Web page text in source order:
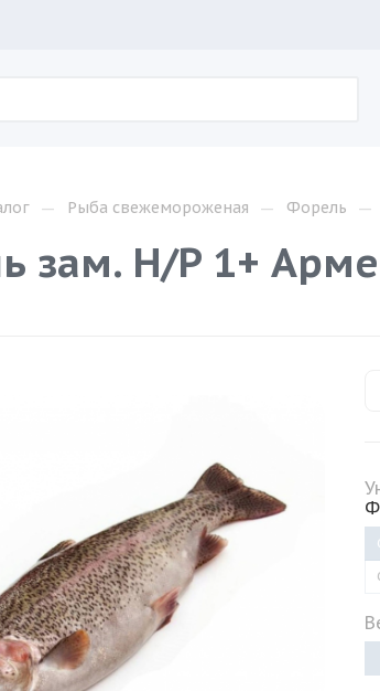
— Рыба свежемороженая — Форель —
зам. Н/Р 1+